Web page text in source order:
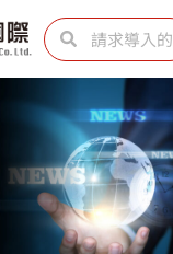
SearchSearch